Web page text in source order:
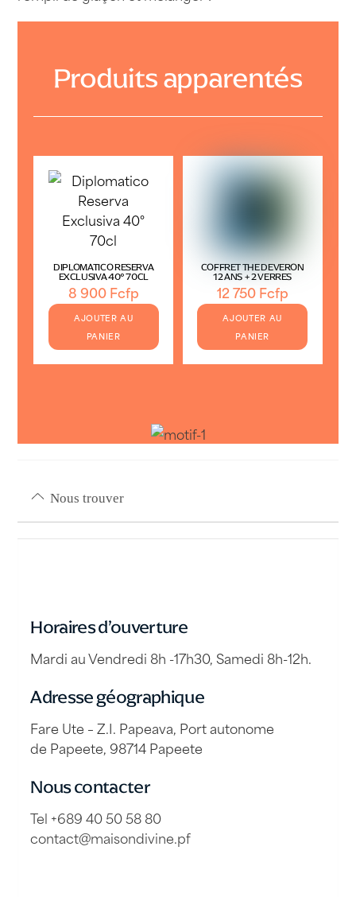
Produits apparentés
DIPLOMATICO RESERVA
EXCLUSIVA 40° 70CL
8 900Fcfp
AJOUTER AU
PANIER
COFFRET THE DEVERON
12 ANS + 2 VERRES
12 750Fcfp
AJOUTER AU
PANIER
Nous trouver
Horaires d’ouverture
Mardi au Vendredi 8h -17h30, Samedi 8h-12h.
Adresse géographique
Fare Ute – Z.I. Papeava, Port autonome
de Papeete, 98714 Papeete
Nous contacter
Tel +689 40 50 58 80
contact@maisondivine.pf